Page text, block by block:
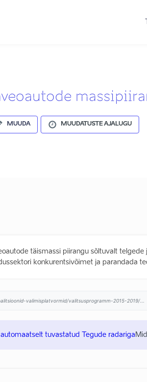
MUUDA MUUDATUSTE AJALUGU
täismassi piirangu sõltuvalt
konkurentsivõimet ja parandada
valimisplatvormid/valitsusprogramm-2015-2019/...
tuvastatud Tegude radariga